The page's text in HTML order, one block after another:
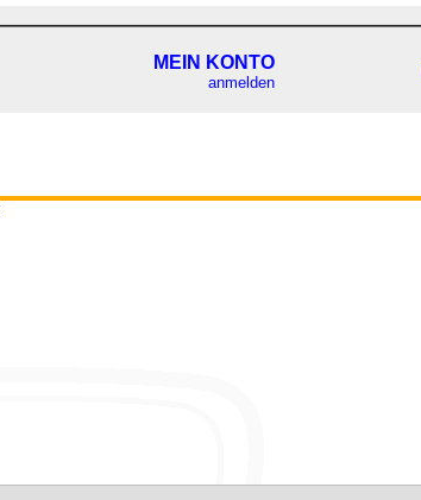
MEIN KONTO
anmelden